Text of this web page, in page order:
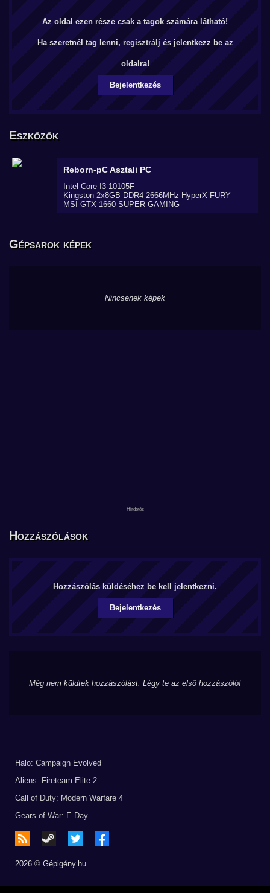
Az oldal ezen része csak a tagok számára látható!
Ha szeretnél tag lenni, regisztrálj és jelentkezz be az
oldalra!
Bejelentkezés
Eszközök
Reborn-pCAsztali PC
Intel Core I3-10105F
Kingston 2x8GB DDR4 2666MHz HyperX FURY
MSI GTX 1660 SUPER GAMING
Gépsarok képek
Nincsenek képek
Hozzászólások
Hozzászólás küldéséhez be kell jelentkezni.
Bejelentkezés
Még nem küldtek hozzászólást. Légy te az első hozzászóló!
Halo: Campaign Evolved
Aliens: Fireteam Elite 2
Call of Duty: Modern Warfare 4
Gears of War: E-Day
2026 © Gépigény.hu